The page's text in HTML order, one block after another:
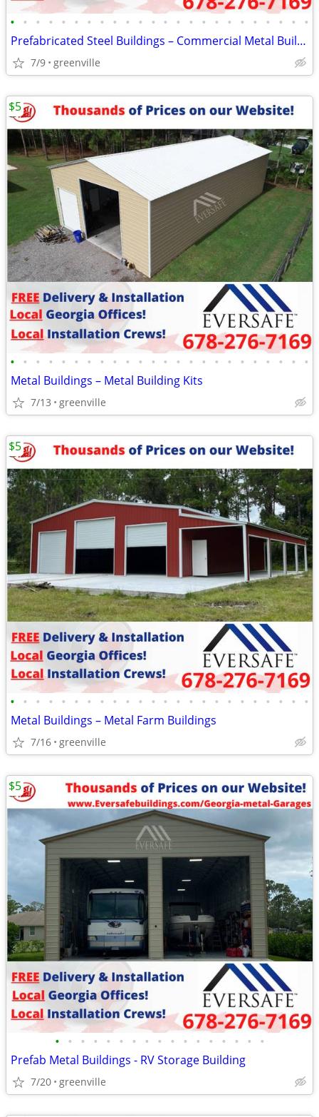
• • • • • • • • • • • • • • • • • • • • • • • •
Prefabricated Steel Buildings – Commercial Metal Buildings
7/9 greenville
• • • • • • • • • • • • • • • • • • • • • • • •
Metal Buildings – Metal Building Kits
7/13 greenville
$5
• • • • • • • • • • • • • • • • • • • • • • • •
Metal Buildings – Metal Farm Buildings
7/16 greenville
$5
• • • • • • • • • • • • • • • • •
Prefab Metal Buildings - RV Storage Building
7/20 greenville
$5